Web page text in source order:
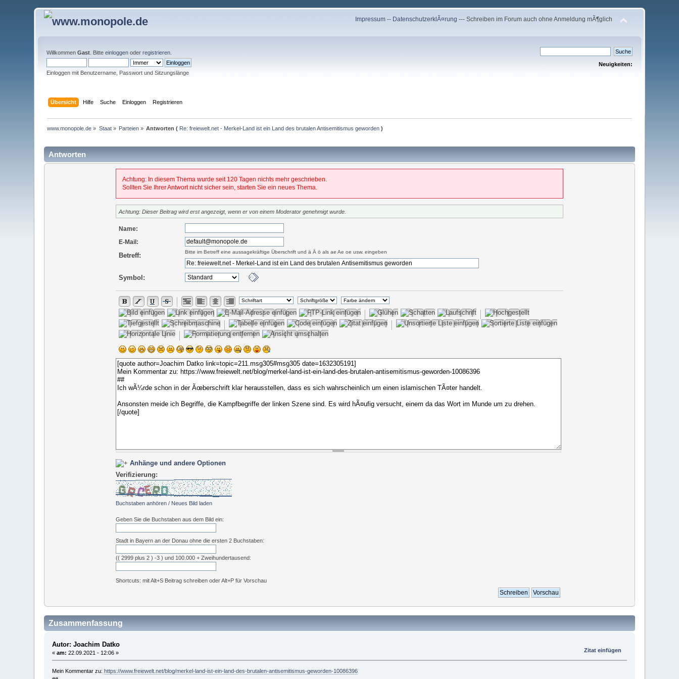
Impressum -- DatenschutzerklÃ¤rung --- Schreiben im Forum auch ohne Anmeldung mÃ¶glich
WillkommenGast . Bitteeinloggen oderregistrieren
Einloggen mit Benutzername, Passwort und Sitzungslänge
Neuigkeiten:
Übersicht Hilfe Suche Einloggen Registrieren
www.monopole.de » Staat» Parteien » Antworten ( Re: freiewelt.net - Merkel-Land ist ein Land des brutalen Antisemitismus geworden )
Antworten
Achtung: In diesem Thema wurde seit 120 Tagen nichts mehr geschrieben.
Sollten Sie Ihrer Antwort nicht sicher sein, starten Sie ein neues Thema.
Achtung: Dieser Beitrag wird erst angezeigt, wenn er von einem Moderator genehmigt wurde.
Name:
E-Mail:
Bitte im Betreff eine aussagekräftige Überschrift und ä Ä ö als ae Ae oe usw. eingeben
Betreff:
Symbol:
Anhänge und andere Optionen
Verifizierung:
Buchstaben anhören/ Neues Bild laden
Geben Sie die Buchstaben aus dem Bild ein:
Stadt in Bayern an der Donau ohne die ersten 2 Buchstaben:
(( 2999 plus 2 ) -3 ) und 100.000 + Zweihundertausend:
Shortcuts: mit Alt+S Beitrag schreiben oder Alt+P für Vorschau
Zusammenfassung
Autor: Joachim Datko
« am: 22.09.2021 - 12:06 » Zitat einfügen
Mein Kommentar zu: https://www.freiewelt.net/blog/merkel-land-ist-ein-land-des-brutalen-antisemitismus-geworden-10086396